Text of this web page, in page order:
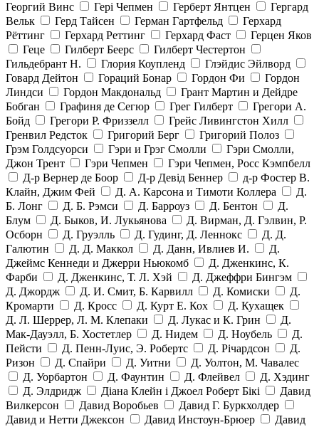
Георгий Винс
Гері Чепмен Герберт Янтцен
Гергард
Вельк
Герд Тайсен Герман Гартфельд
Герхард
Рёттинг
Герхард Реттинг Герхард Фаст
Герцен Яков
Геце
Гилберт Беерс
Гилберт Честертон
Гильдебрант Н.
Глория Коупленд
Глэйдис Эйлворд
Говард Дейтон
Гораций Бонар Гордон Фи
Гордон
Линдси
Гордон Макдональд
Грант Мартин и Дейдре
Бобган
Графиня де Сегюр Грег Гилберт
Грегори А.
Бойд
Грегори Р. Фриззелл
Грейс Ливингстон Хилл
Гренвил Редсток
Григорий Берг
Григорий Полоз
Грэм Голдсуорси
Гэри и Грэг Смолли
Гэри Смолли,
Джон Трент
Гэри Чепмен
Гэри Чепмен, Росс Кэмпбелл
Д-р Вернер де Боор
Д-р Девід Беннер
д-р Фостер В.
Клайн, Джим Фей
Д. А. Карсона и Тимоти Коллера
Д.
Б. Лонг
Д. Б. Рэмси Д. Барроуз Д. Бентон
Д.
Блум
Д. Быков, И. Лукьянова
Д. Вирман, Д. Гэлвин, Р.
Осборн
Д. Груэлль Д. Гудинг, Д. Леннокс
Д. Д.
Галютин
Д. Д. Маккол Д. Данн, Ивлиев И.
Д.
Джеймс Кеннеди и Джерри Ньюкомб
Д. Дженкинс, К.
Фарби
Д. Дженкинс, Т. Л. Хэй
Д. Джеффри Бингэм
Д. Джордж
Д. И. Смит, Б. Карвилл Д. Комиски
Д.
Кромарти
Д. Кросс Д. Курт Е. Кох
Д. Кухащек
Д. Л. Шеррер, Л. М. Клепаки
Д. Лукас и К. Грин
Д.
Мак-Дауэлл, Б. Хостетлер
Д. Нидем Д. Ноубель
Д.
Пейсти
Д. Пенн-Луис, Э. Робертс Д. Річардсон
Д.
Ризон
Д. Спайри Д. Уитни
Д. Уолтон, М. Чавалес
Д. Уорбартон
Д. Фаунтин Д. Флейвел
Д. Хэдинг
Д. Элдридж
Діана Клейн і Джоел Роберт Бікі
Давид
Вилкерсон
Давид Воробьев
Давид Г. Буркхолдер
Давид и Нетти Джексон
Давид Инстоун-Брюер
Давид